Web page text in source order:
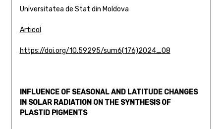
Universitatea de Stat din Moldova
Articol
https://doi.org/10.59295/sum6(176)2024_08
INFLUENCE OF SEASONAL AND LATITUDE CHANGES
IN SOLAR RADIATION ON THE SYNTHESIS OF
PLASTID PIGMENTS